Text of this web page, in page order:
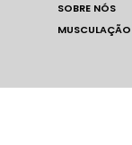
SOBRE NÓS
MUSCULAÇÃO